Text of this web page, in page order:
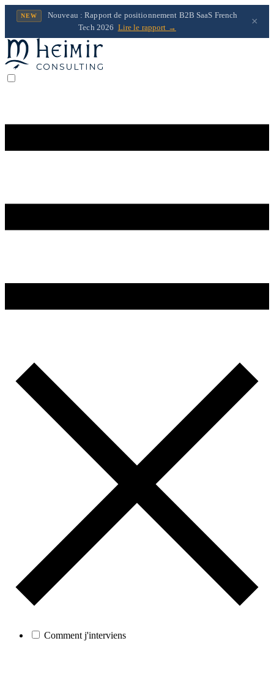
NEW
Nouveau : Rapport de positionnement B2B SaaS French
Tech 2026 Lire le rapport → ×
Comment j'interviens